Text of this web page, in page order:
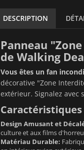
DESCRIPTION
Panneau
de Walking
Vous êtes un fan
décorative "Zone
extérieur. Signalez avec
Design Amusant et
culture et aux films
Matériau Durable: